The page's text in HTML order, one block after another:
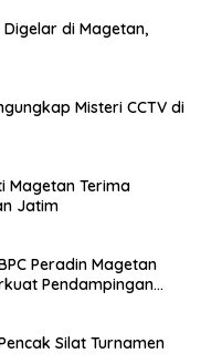
Digelar di Magetan,
Misteri CCTV di
Magetan Terima
Jatim
Peradin Magetan
Pendampingan
Silat Turnamen